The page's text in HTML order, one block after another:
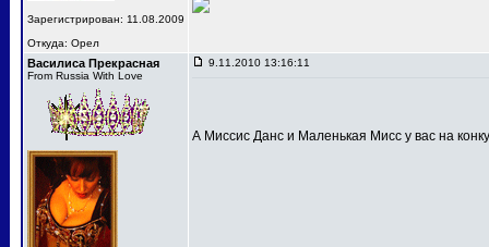
Зарегистрирован: 11.08.2009
Откуда: Орел
Василиса Прекрасная
From Russia With Love
9.11.2010 13:16:11
А Миссис Данс и Маленькая Мисс у вас на